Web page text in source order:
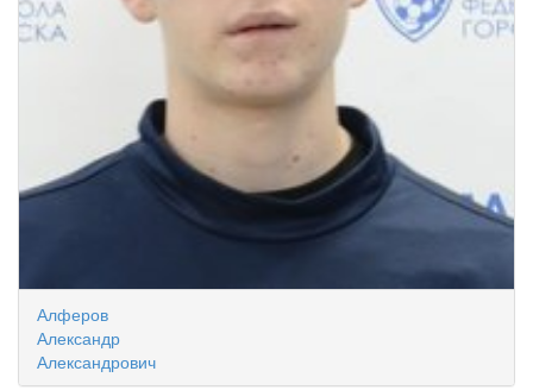
Алферов
Александр
Александрович